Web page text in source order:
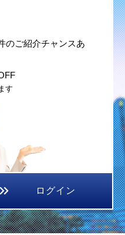
のご紹介チャンスあ
す
ログイン